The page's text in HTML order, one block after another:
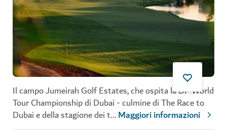
Il campoJumeirah Golf Estates,che ospita la DP World
Tour Championship di Dubai - culmine di The Race to
Dubai e della stagione dei t...Maggiori informazioni